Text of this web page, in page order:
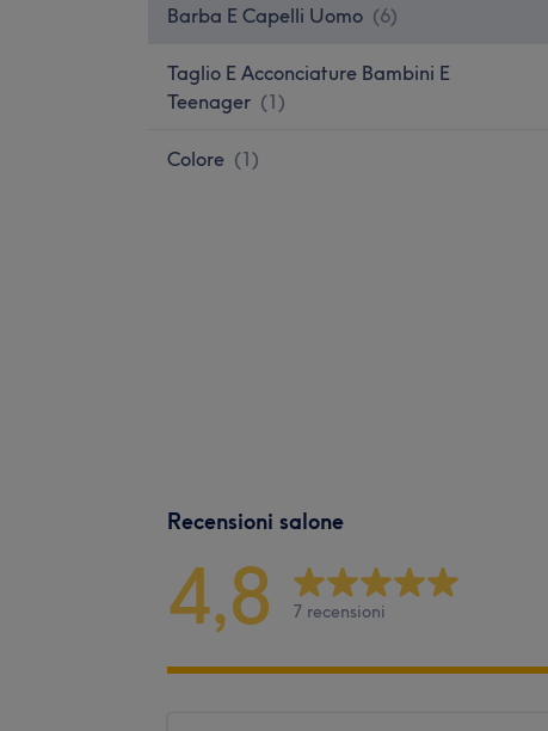
Barba E Capelli Uomo (6)
Taglio E Acconciature Bambini E
Teenager (1)
Colore (1)
Recensioni salone
4,8 7 recensioni